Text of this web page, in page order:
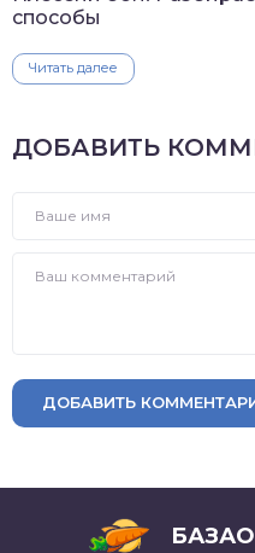
способы
Читать далее
ДОБАВИТЬ
ДОБАВИТЬ